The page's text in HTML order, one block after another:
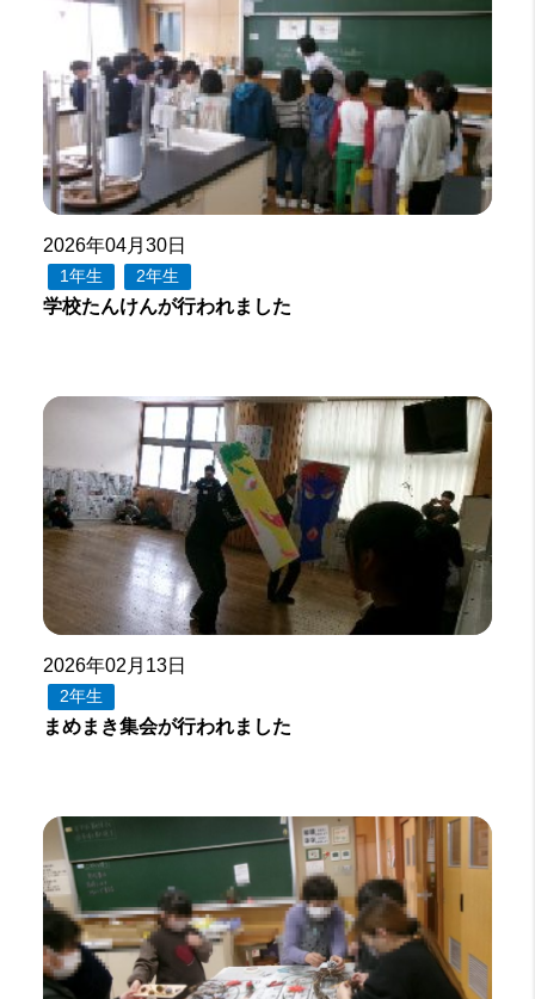
2026年04月30日
1年生 2年生
学校たんけんが行われました
2026年02月13日
2年生
まめまき集会が行われました